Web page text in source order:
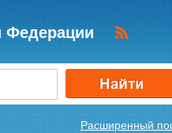
Федерации
Расширенный